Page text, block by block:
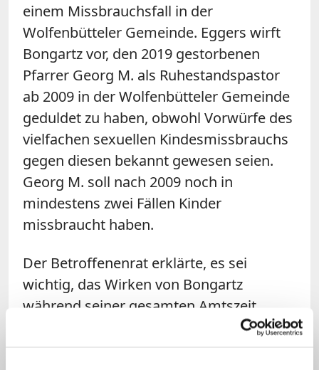
einem Missbrauchsfall in der
Wolfenbütteler Gemeinde. Eggers wirft
Bongartz vor, den 2019 gestorbenen
Pfarrer Georg M. als Ruhestandspastor
ab 2009 in der Wolfenbütteler Gemeinde
geduldet zu haben, obwohl Vorwürfe des
vielfachen sexuellen Kindesmissbrauchs
gegen diesen bekannt gewesen seien.
Georg M. soll nach 2009 noch in
mindestens zwei Fällen Kinder
missbraucht haben.
Der Betroffenenrat erklärte, es sei
wichtig, das Wirken von Bongartz
während seiner gesamten Amtszeit
unabhängig untersuchen zu lassen. Er